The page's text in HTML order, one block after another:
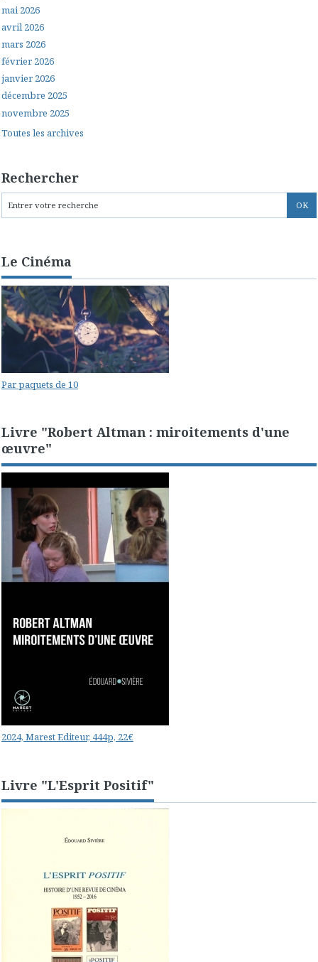
mai 2026
avril 2026
mars 2026
février 2026
janvier 2026
décembre 2025
novembre 2025
Toutes les archives
Rechercher
Le Cinéma
Par paquets de 10
Livre "Robert Altman : miroitements d'une
œuvre"
2024, Marest Editeur, 444p, 22€
Livre "L'Esprit Positif"